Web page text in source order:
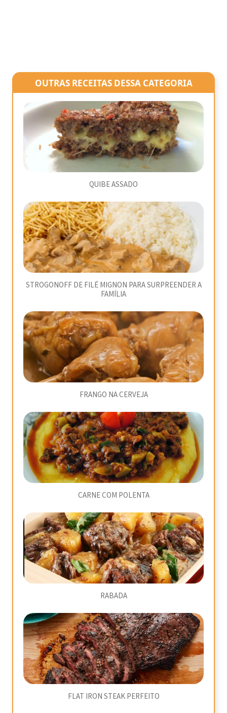
OUTRAS RECEITAS DESSA CATEGORIA
QUIBE ASSADO
STROGONOFF DE FILÉ MIGNON PARA SURPREENDER A
FAMÍLIA
FRANGO NA CERVEJA
CARNE COM POLENTA
RABADA
FLAT IRON STEAK PERFEITO